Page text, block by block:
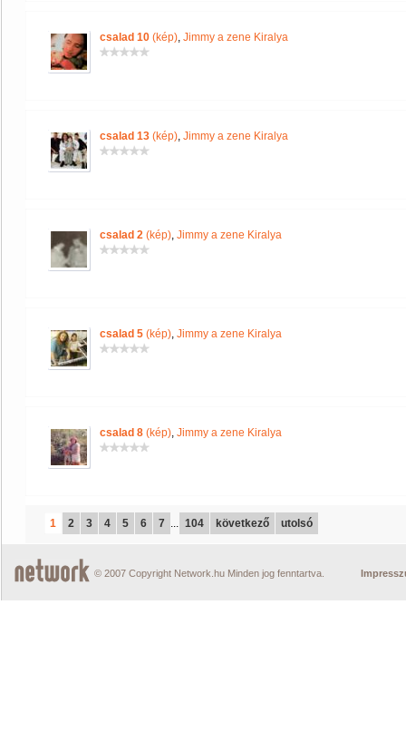
csalad 10 (kép), Jimmy a zene Kiralya
csalad 13 (kép), Jimmy a zene Kiralya
csalad 2 (kép), Jimmy a zene Kiralya
csalad 5 (kép), Jimmy a zene Kiralya
csalad 8 (kép), Jimmy a zene Kiralya
1 2 3 4 5 6 7 ... 104 következő utolsó
© 2007 Copyright Network.hu Minden jog fenntartva.